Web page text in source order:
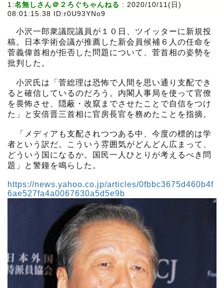
1:名無しさん＠２ろぐちゃんねる : 2020/10/11(日)
08:01:15.38 ID:r0U93YNo9
小沢一郎衆議院議員が１０日、ツイッターに新規投
稿。日本学術会議が推薦した新会員候補６人の任命を
菅義偉首相が拒否した問題について、菅首相の姿勢を
批判した。
小沢氏は「菅総理は恐怖で人間を思い通り支配でき
ると確信しているのだろう。内閣人事局を使って官僚
を畏怖させ、隠蔽・改竄までさせたことで自信をつけ
た」と安倍晋三首相に官房長官を務めたことを指摘。
「メディアも支配されつつある中、今度の標的は学
者という訳だ。こういう雰囲気がどんどん広まって、
どういう国になるか。国民一人ひとりが考えるべき問
題」と警鐘を鳴らした。
https://news.yahoo.co.jp/articles/0fbbc3675d460b4f
6ae527fa4a0067630a5d5e9b